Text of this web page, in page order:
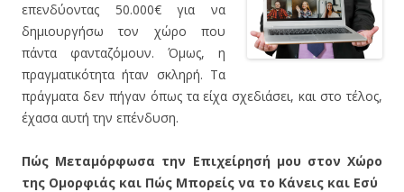
επενδύοντας 50.000€ για να
δημιουργήσω τον χώρο που
πάντα φανταζόμουν. Όμως, η
πραγματικότητα ήταν σκληρή. Τα
πράγματα δεν πήγαν όπως τα είχα σχεδιάσει, και στο τέλος,
έχασα αυτή την επένδυση.
Πώς Μεταμόρφωσα την Επιχείρησή μου στον Χώρο
της Ομορφιάς και Πώς Μπορείς να το Κάνεις και Εσύ